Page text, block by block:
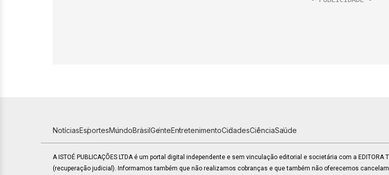
NotíciasEsportesMundoBrasilGenteEntretenimentoCidadesCiênciaSaúde
A ISTOÉ PUBLICAÇÕES LTDA é um portal digital independente e sem vinculação editorial e societária com a EDITORA
(recuperação judicial). Informamos também que não realizamos cobranças e que também não oferecemos